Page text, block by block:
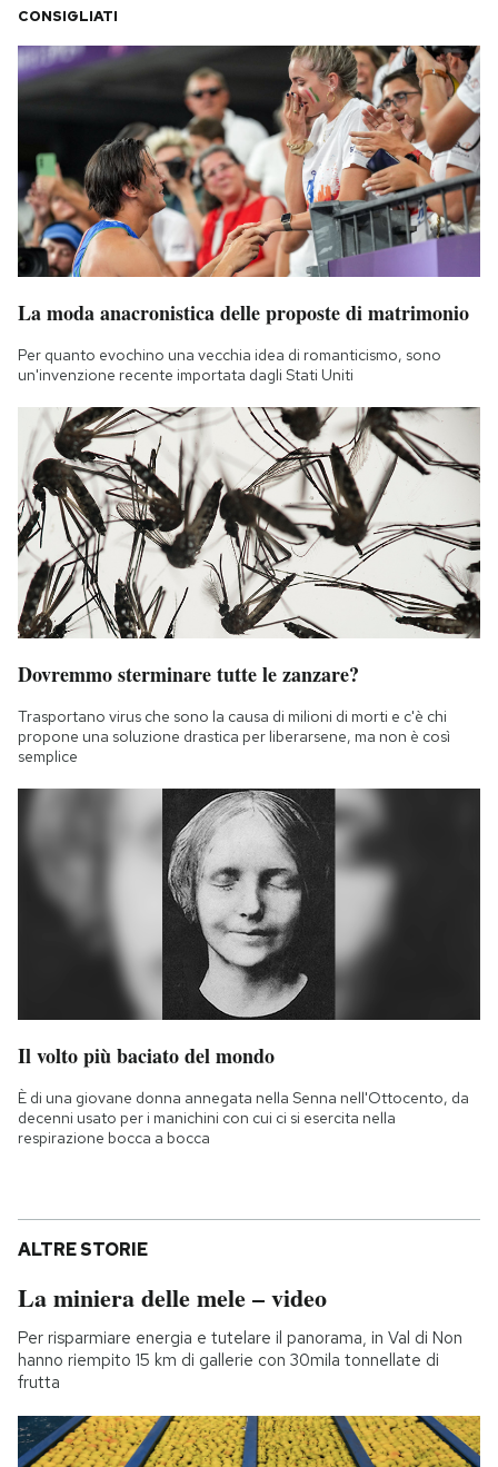
CONSIGLIATI
La moda anacronistica delle proposte di matrimonio
Per quanto evochino una vecchia idea di romanticismo, sono
un'invenzione recente importata dagli Stati Uniti
Dovremmo sterminare tutte le zanzare?
Trasportano virus che sono la causa di milioni di morti e c'è chi
propone una soluzione drastica per liberarsene, ma non è così
semplice
Il volto più baciato del mondo
È di una giovane donna annegata nella Senna nell'Ottocento, da
decenni usato per i manichini con cui ci si esercita nella
respirazione bocca a bocca
ALTRE STORIE
La miniera delle mele – video
Per risparmiare energia e tutelare il panorama, in Val di Non
hanno riempito 15 km di gallerie con 30mila tonnellate di
frutta